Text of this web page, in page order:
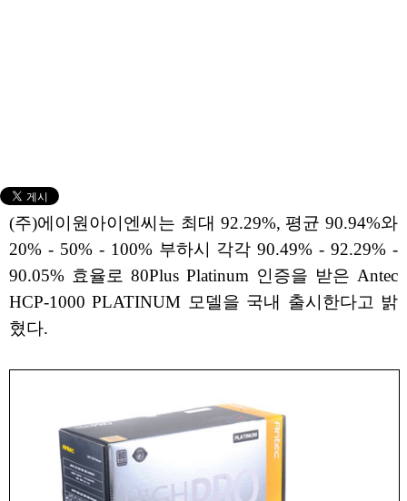
(주)에이원아이엔씨는 최대 92.29%, 평균 90.94%와
20% - 50% - 100% 부하시 각각 90.49% - 92.29% -
90.05% 효율로 80Plus Platinum 인증을 받은 Antec
HCP-1000 PLATINUM 모델을 국내 출시한다고 밝
혔다.